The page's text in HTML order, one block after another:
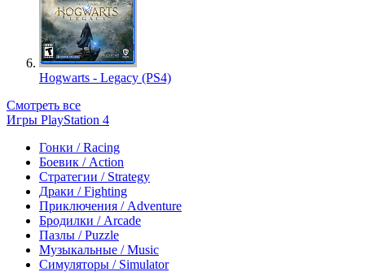
Hogwarts - Legacy (PS4)
Смотреть все
Игры PlayStation 4
Гонки / Racing
Боевик / Action
Стратегии / Strategy
Драки / Fighting
Приключения / Adventure
Бродилки / Arcade
Пазлы / Puzzle
Музыкальные / Music
Симуляторы / Simulator